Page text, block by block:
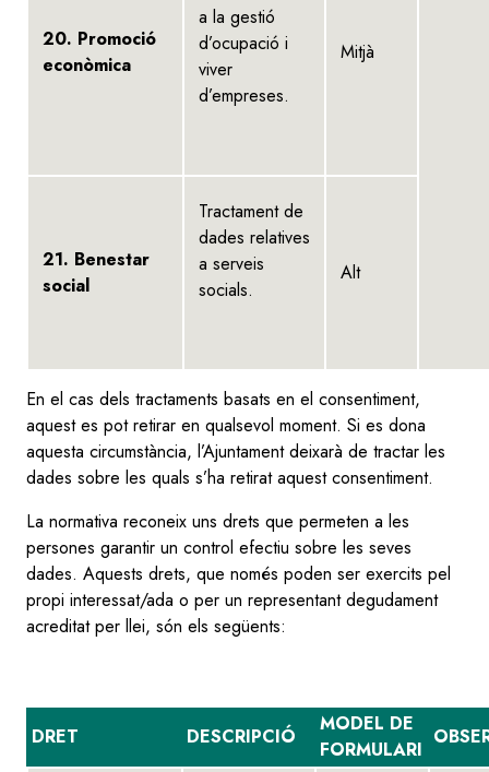
20. Promoció
econòmica
a la gestió
d’ocupació i
viver
d’empreses.
Mitjà
21. Benestar
social
Tractament de
dades relatives
a serveis
socials.
Alt
En el cas dels tractaments basats en el consentiment,
aquest es pot retirar en qualsevol moment. Si es dona
aquesta circumstància, l’Ajuntament deixarà de tractar les
dades sobre les quals s’ha retirat aquest consentiment.
La normativa reconeix uns drets que permeten a les
persones garantir un control efectiu sobre les seves
dades. Aquests drets, que només poden ser exercits pel
propi interessat/ada o per un representant degudament
acreditat per llei, són els següents:
DRET DESCRIPCIÓ
MODEL DE
FORMULARI